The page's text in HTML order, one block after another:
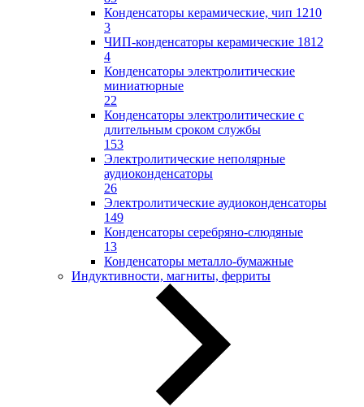
Конденсаторы керамические, чип 1210
3
ЧИП-конденсаторы керамические 1812
4
Конденсаторы электролитические
миниатюрные
22
Конденсаторы электролитические с
длительным сроком службы
153
Электролитические неполярные
аудиоконденсаторы
26
Электролитические аудиоконденсаторы
149
Конденсаторы серебряно-слюдяные
13
Конденсаторы металло-бумажные
Индуктивности, магниты, ферриты